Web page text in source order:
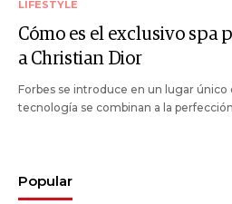
LIFESTYLE
Cómo es el exclusivo spa
a Christian Dior
Forbes se introduce en un lugar único
tecnología se combinan a la
Popular